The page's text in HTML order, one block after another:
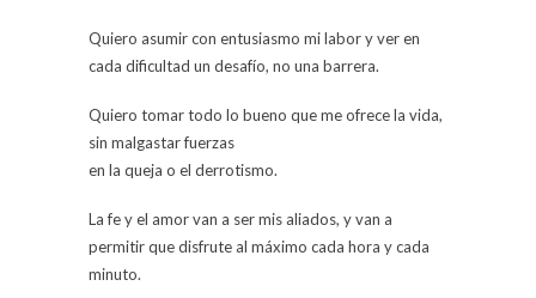
Quiero asumir con entusiasmo mi labor y ver en
cada dificultad un desafío, no una barrera.
Quiero tomar todo lo bueno que me ofrece la vida,
sin malgastar fuerzas
en la queja o el derrotismo.
La fe y el amor van a ser mis aliados, y van a
permitir que disfrute al máximo cada hora y cada
minuto.